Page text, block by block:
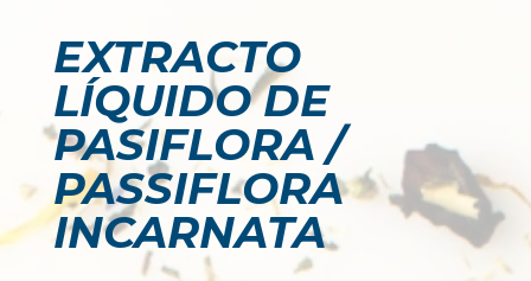
EXTRACTO
LÍQUIDO DE
PASIFLORA /
PASSIFLORA
INCARNATA